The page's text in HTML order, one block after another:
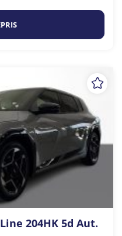
204HK 5d Aut.